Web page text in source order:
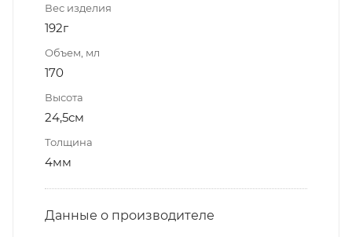
Вес изделия
192г
Объем, мл
170
Высота
24,5см
Толщина
4мм
Данные о производителе